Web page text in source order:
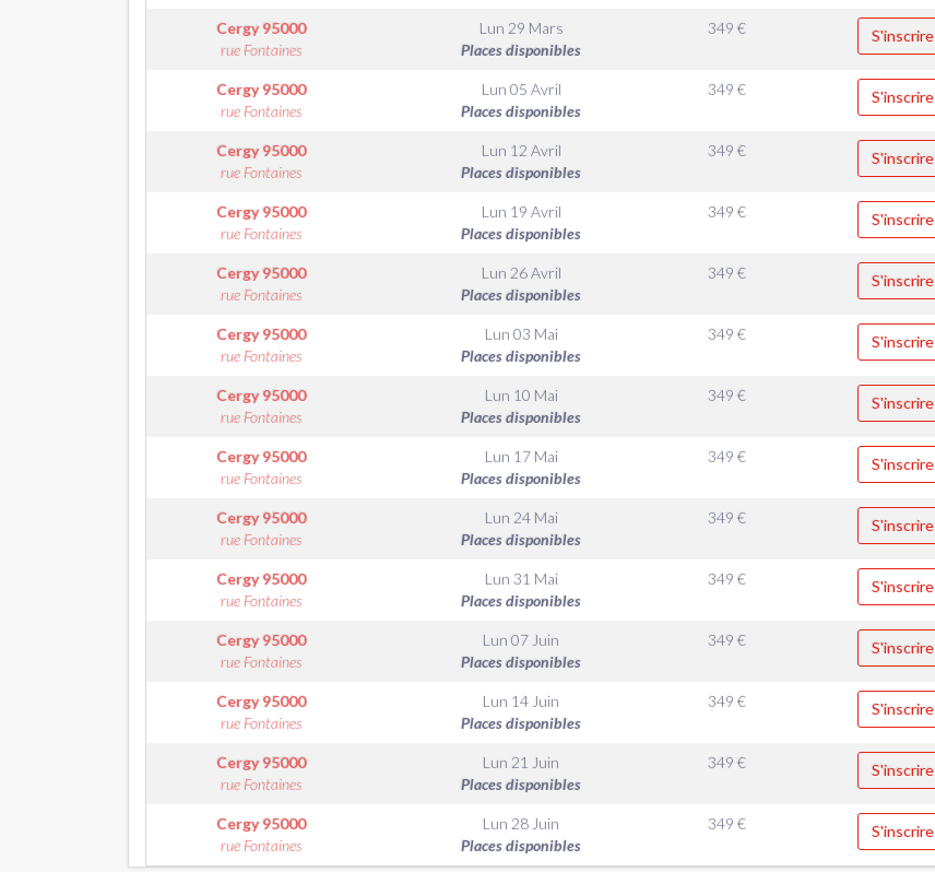
Cergy95000
rue Fontaines
Lun 29 Mars
Places disponibles
349€ S'inscrire
Cergy95000
rue Fontaines
Lun 05 Avril
Places disponibles
349€ S'inscrire
Cergy95000
rue Fontaines
Lun 12 Avril
Places disponibles
349€ S'inscrire
Cergy95000
rue Fontaines
Lun 19 Avril
Places disponibles
349€ S'inscrire
Cergy95000
rue Fontaines
Lun 26 Avril
Places disponibles
349€ S'inscrire
Cergy95000
rue Fontaines
Lun 03 Mai
Places disponibles
349€ S'inscrire
Cergy95000
rue Fontaines
Lun 10 Mai
Places disponibles
349€ S'inscrire
Cergy95000
rue Fontaines
Lun 17 Mai
Places disponibles
349€ S'inscrire
Cergy95000
rue Fontaines
Lun 24 Mai
Places disponibles
349€ S'inscrire
Cergy95000
rue Fontaines
Lun 31 Mai
Places disponibles
349€ S'inscrire
Cergy95000
rue Fontaines
Lun 07 Juin
Places disponibles
349€ S'inscrire
Cergy95000
rue Fontaines
Lun 14 Juin
Places disponibles
349€ S'inscrire
Cergy95000
rue Fontaines
Lun 21 Juin
Places disponibles
349€ S'inscrire
Cergy95000
rue Fontaines
Lun 28 Juin
Places disponibles
349€ S'inscrire